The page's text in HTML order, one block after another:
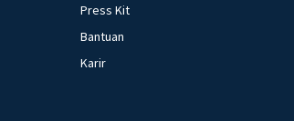
Press Kit
Bantuan
Karir